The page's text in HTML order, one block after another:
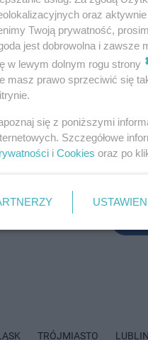
w
TRÓJMIASTO LUBLIN
oraz
Twoją prywatność,
jest dobrowolna i zawsze
w lewym dolnym rogu strony
masz prawo sprzeciwić się
się z poniższymi
Szczegółowe
i Cookies oraz po